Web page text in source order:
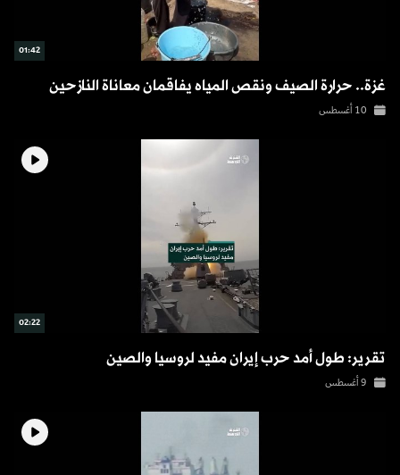
01:42
غزة.. حرارة الصيف ونقص المياه يفاقمان معاناة النازحين
10 أغسطس
02:22
تقرير: طول أمد حرب إيران مفيد لروسيا والصين
9 أغسطس